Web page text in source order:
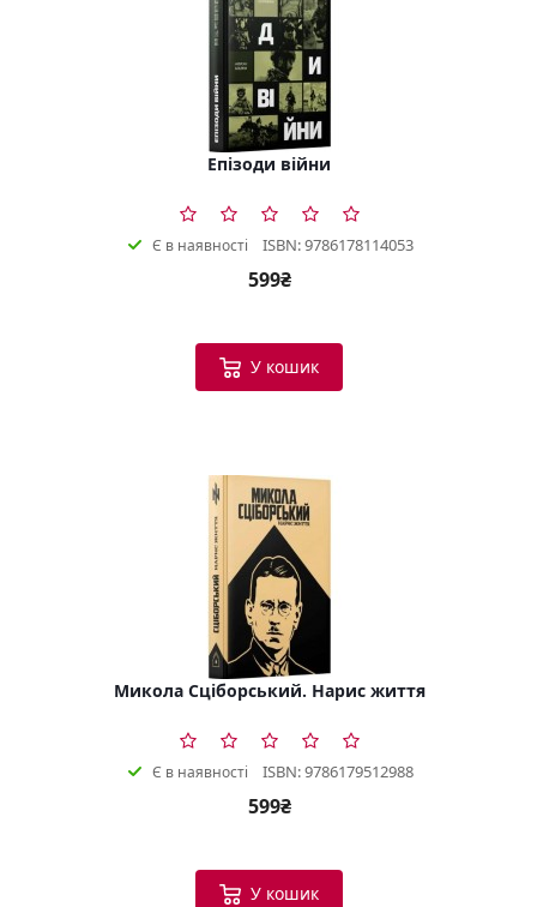
Епізоди війни
Є в наявності ISBN: 9786178114053
599₴
У кошик
Микола Сціборський. Нарис життя
Є в наявності ISBN: 9786179512988
599₴
У кошик